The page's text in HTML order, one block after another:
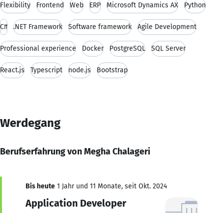
Flexibility Frontend Web ERP Microsoft Dynamics AX Python
C# .NET Framework Software framework Agile Development
Professional experience Docker PostgreSQL SQL Server
React.js Typescript node.js Bootstrap
Werdegang
Berufserfahrung von Megha Chalageri
Bis heute 1 Jahr und 11 Monate, seit Okt. 2024
Application Developer